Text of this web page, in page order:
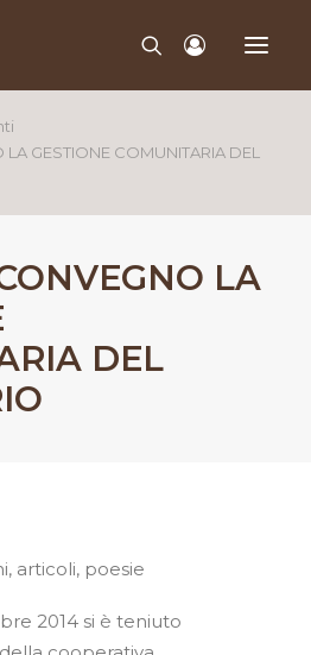
GESTIONE COMUNITARIA DEL
LA
DEL
articoli, poesie
2014 si è teniuto